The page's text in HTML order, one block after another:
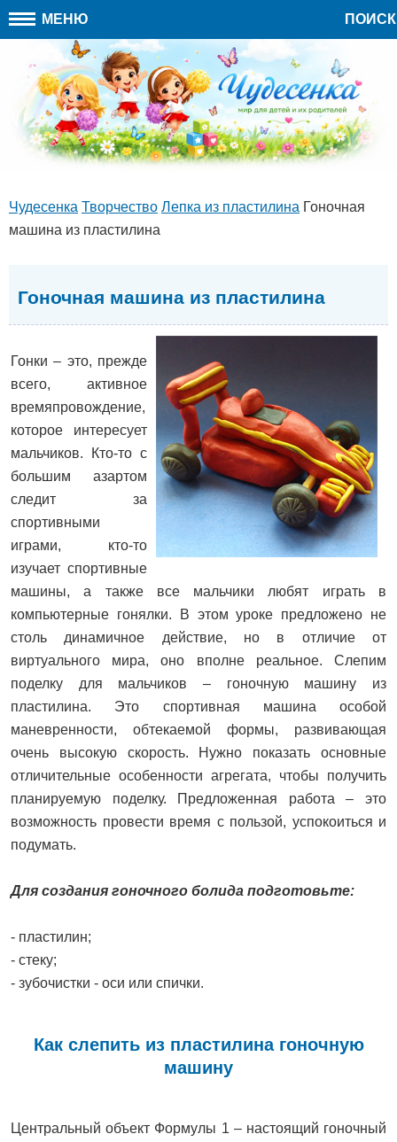
МЕНЮ ПОИСК
Чудесенка Творчество Лепка из пластилина Гоночная
машина из пластилина
Гоночная машина из пластилина
Гонки – это, прежде
всего, активное
времяпровождение,
которое интересует
мальчиков. Кто-то с
большим азартом
следит за
спортивными
играми, кто-то
изучает спортивные
машины, а также все мальчики любят играть в
компьютерные гонялки. В этом уроке предложено не
столь динамичное действие, но в отличие от
виртуального мира, оно вполне реальное. Слепим
поделку для мальчиков – гоночную машину из
пластилина. Это спортивная машина особой
маневренности, обтекаемой формы, развивающая
очень высокую скорость. Нужно показать основные
отличительные особенности агрегата, чтобы получить
планируемую поделку. Предложенная работа – это
возможность провести время с пользой, успокоиться и
подумать.
Для создания гоночного болида подготовьте:
- пластилин;
- стеку;
- зубочистки - оси или спички.
Как слепить из пластилина гоночную
машину
Центральный объект Формулы 1 – настоящий гоночный